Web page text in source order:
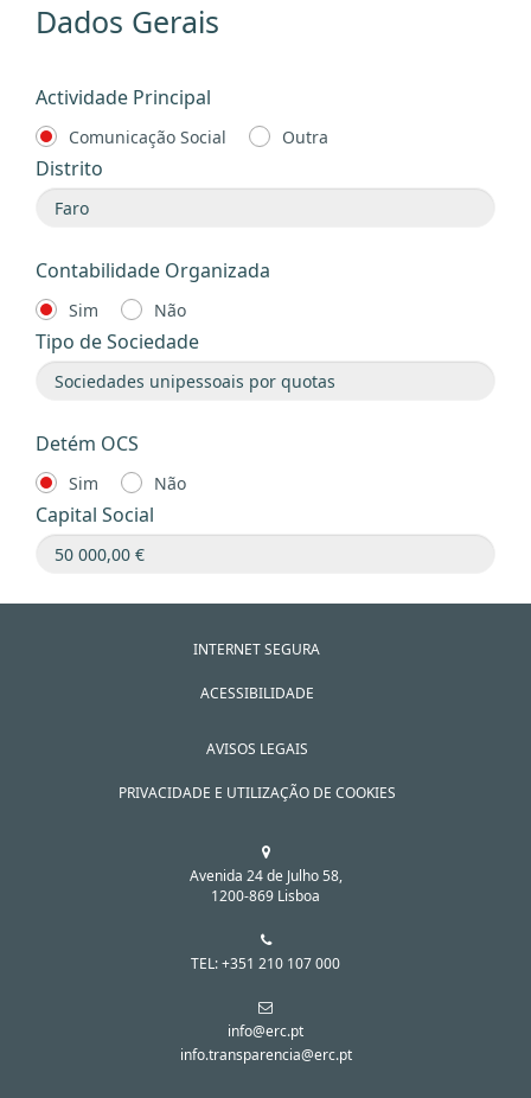
Dados Gerais
Actividade Principal
Comunicação Social Outra
Distrito
Contabilidade Organizada
Sim Não
Tipo de Sociedade
Detém OCS
Sim Não
Capital Social
INTERNET SEGURA
ACESSIBILIDADE
AVISOS LEGAIS
PRIVACIDADE E UTILIZAÇÃO DE COOKIES
Avenida 24 de Julho 58,
1200-869 Lisboa
TEL: +351 210 107 000
info@erc.pt
info.transparencia@erc.pt